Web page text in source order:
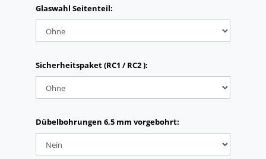
Glaswahl Seitenteil:
Sicherheitspaket (RC1 / RC2 ):
Dübelbohrungen 6,5 mm vorgebohrt: